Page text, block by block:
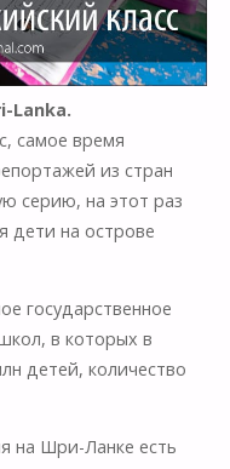
Lanka.
самое время
из стран
серию, на этот раз
дети на острове
государственное
в которых в
детей, количество
на Шри-Ланке есть